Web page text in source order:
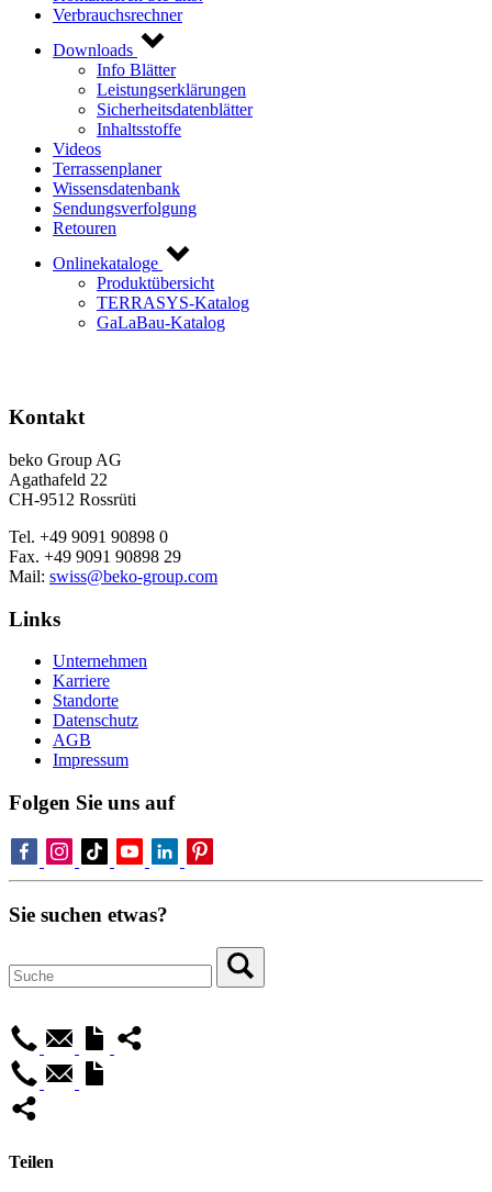
Verbrauchsrechner
Downloads
Info Blätter
Leistungserklärungen
Sicherheitsdatenblätter
Inhaltsstoffe
Videos
Terrassenplaner
Wissensdatenbank
Sendungsverfolgung
Retouren
Onlinekataloge
Produktübersicht
TERRASYS-Katalog
GaLaBau-Katalog
Kontakt
beko Group AG
Agathafeld 22
CH-9512 Rossrüti
Tel. +49 9091 90898 0
Fax. +49 9091 90898 29
Mail: swiss@beko-group.com
Links
Unternehmen
Karriere
Standorte
Datenschutz
AGB
Impressum
Folgen Sie uns auf
Sie suchen etwas?
Teilen